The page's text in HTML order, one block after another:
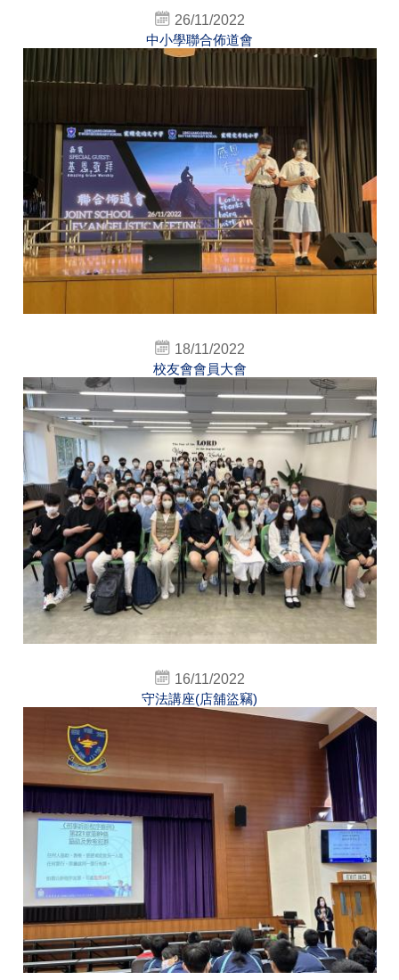
26/11/2022
中小學聯合佈道會
18/11/2022
校友會會員大會
16/11/2022
守法講座(店舖盜竊)